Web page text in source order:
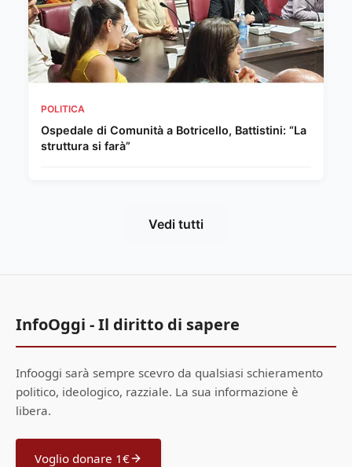
POLITICA
Ospedale di Comunità a Botricello, Battistini: “La
struttura si farà”
Vedi tutti
InfoOggi - Il diritto di sapere
Infooggi sarà sempre scevro da qualsiasi schieramento
politico, ideologico, razziale. La sua informazione è
libera.
Voglio donare 1€